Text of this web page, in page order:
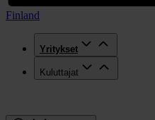
Finland
Yritykset
Kuluttajat